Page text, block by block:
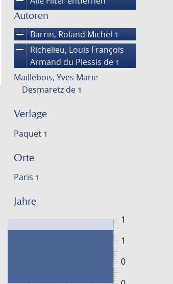
Autoren
remove Barrin, Roland Michel 1
remove
Richelieu, Louis François
Armand du Plessis de 1
Maillebois, Yves Marie
Desmaretz de 1
Verlage
Paquet 1
Orte
Paris 1
Jahre
1
0
1